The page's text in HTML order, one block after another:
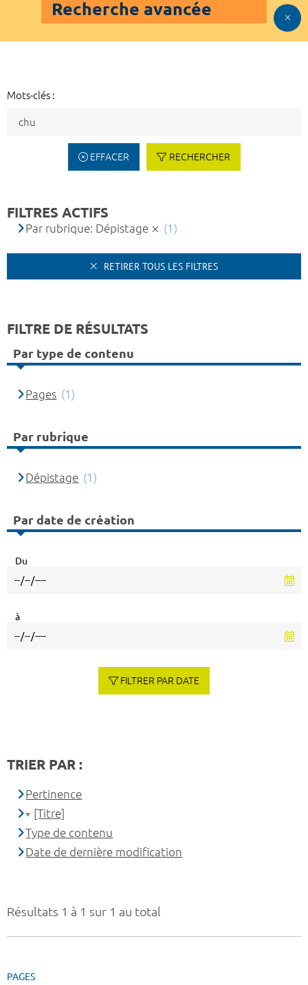
Recherche avancée
Mots-clés :
EFFACER RECHERCHER
Résultats 1 à 1 sur 1 au total
PAGES
FILTRES ACTIFS
Par rubrique: Dépistage (1)
RETIRER TOUS LES FILTRES
FILTRE DE RÉSULTATS
Par type de contenu
Pages (1)
Par rubrique
Dépistage (1)
Par date de création
Du
à
FILTRER PAR DATE
TRIER PAR :
Pertinence
[Titre]
Type de contenu
Date de dernière modification